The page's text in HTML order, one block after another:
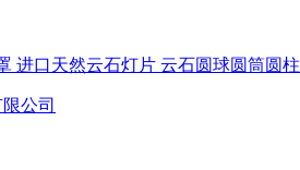
进口天然云石灯片 云石圆球圆筒圆
公司